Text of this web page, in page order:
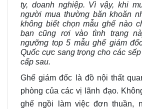
ty, doanh nghiệp. Vì vậy, khi
người mua thường băn khoăn
không biết chọn mẫu ghế nào
bạn cũng rơi vào tình trạng
ngưỡng top 5 mẫu ghế giám
Quốc cực sang trọng cho các
cấp sau.
Ghế giám đốc là đồ nội thất
phòng của các vị lãnh đạo.
ghế ngồi làm việc đơn thuần,